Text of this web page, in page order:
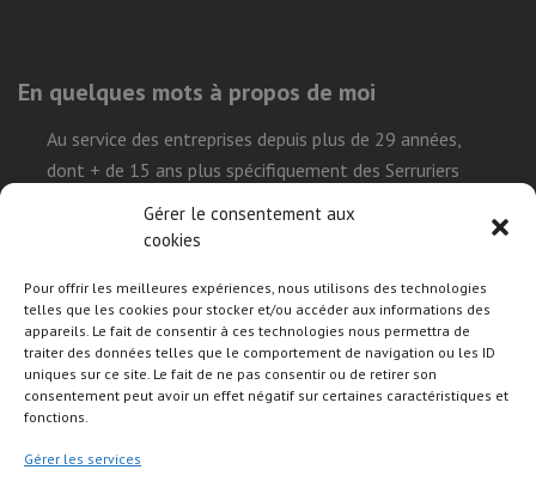
Gérer le consentement aux
cookies
Pour offrir les meilleures expériences, nous utilisons des technologies
telles que les cookies pour stocker et/ou accéder aux informations des
appareils. Le fait de consentir à ces technologies nous permettra de
traiter des données telles que le comportement de navigation ou les ID
uniques sur ce site. Le fait de ne pas consentir ou de retirer son
consentement peut avoir un effet négatif sur certaines caractéristiques et
fonctions.
Gérer les services
En quelques mots à propos de moi
Au service des entreprises depuis plus de 29 années,
dont + de 15 ans plus spécifiquement des Serruriers
leur projet sur le Web et démystifier l’environnement
permettant de construire leurs présences de façon
efficace, durable et autonome.
Suivre mon activité sur les réseaux sociaux